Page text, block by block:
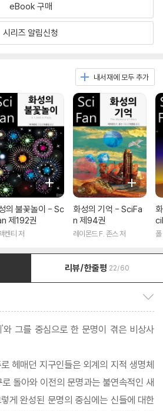
eBook 구매
시리즈 알림신청
내서재에 모두 추가
의 불꽃놀이 - Sc
제192권
켄티 저
화성의 기억 - SciFa
n 제94권
레이몬드 F. 존스 저 폴
리뷰/한줄평 22/60
그를 중심으로 한 문명이 겪은 비상사
헤매던 지구인들은 외계의 지적 생명체
돌아와 이전의 문명과는 불연속적인 새
게 완성된 문명의 중심에는 신들에 대한